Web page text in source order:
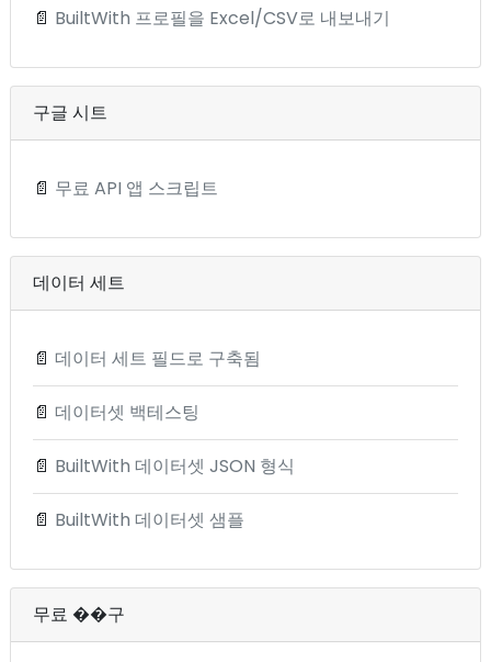
📄 BuiltWith 프로필을 Excel/CSV로 내보내기
구글 시트
📄 무료 API 앱 스크립트
데이터 세트
📄 데이터 세트 필드로 구축됨
📄 데이터셋 백테스팅
📄 BuiltWith 데이터셋 JSON 형식
📄 BuiltWith 데이터셋 샘플
무료 ��구